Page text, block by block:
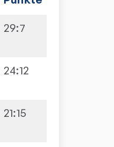
29:7
24:12
21:15